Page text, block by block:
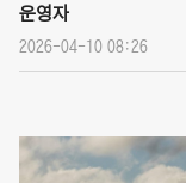
운영자
2026-04-10 08:26